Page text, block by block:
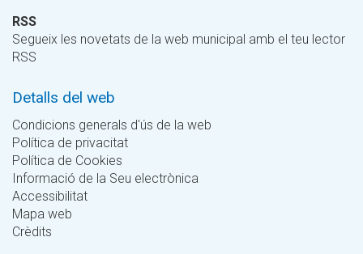
RSS
Segueix les novetats de la web municipal amb el teu lector
RSS
Detalls del web
Condicions generals d'ús de la web
Política de privacitat
Política de Cookies
Informació de la Seu electrònica
Accessibilitat
Mapa web
Crèdits